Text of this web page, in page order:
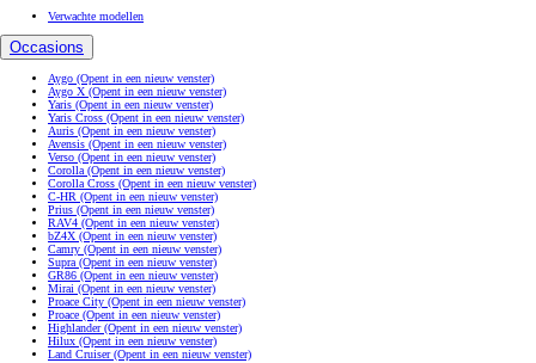
Verwachte modellen
Occasions
Aygo (Opent in een nieuw venster)
Aygo X (Opent in een nieuw venster)
Yaris (Opent in een nieuw venster)
Yaris Cross (Opent in een nieuw venster)
Auris (Opent in een nieuw venster)
Avensis (Opent in een nieuw venster)
Verso (Opent in een nieuw venster)
Corolla(Opent in een nieuw venster)
Corolla Cross (Opent in een nieuw venster)
C-HR (Opent in een nieuw venster)
Prius (Opent in een nieuw venster)
RAV4 (Opent in een nieuw venster)
bZ4X (Opent in een nieuw venster)
Camry (Opent in een nieuw venster)
Supra(Opent in een nieuw venster)
GR86 (Opent in een nieuw venster)
Mirai (Opent in een nieuw venster)
Proace City (Opent in een nieuw venster)
Proace (Opent in een nieuw venster)
Highlander(Opent in een nieuw venster)
Hilux (Opent in een nieuw venster)
Land Cruiser(Opent in een nieuw venster)